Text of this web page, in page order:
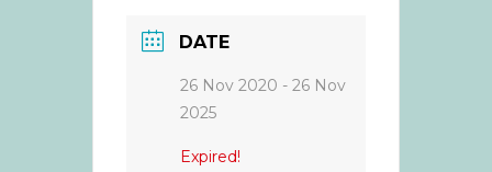
DATE
26 Nov 2020 - 26 Nov
2025
Expired!